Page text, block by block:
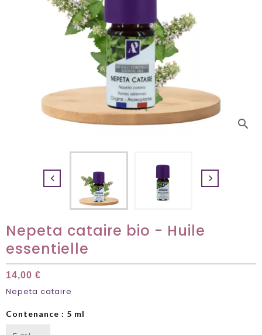
search
 
Nepeta cataire bio - Huile
essentielle
14,00 €
Nepeta cataire
Contenance : 5 ml